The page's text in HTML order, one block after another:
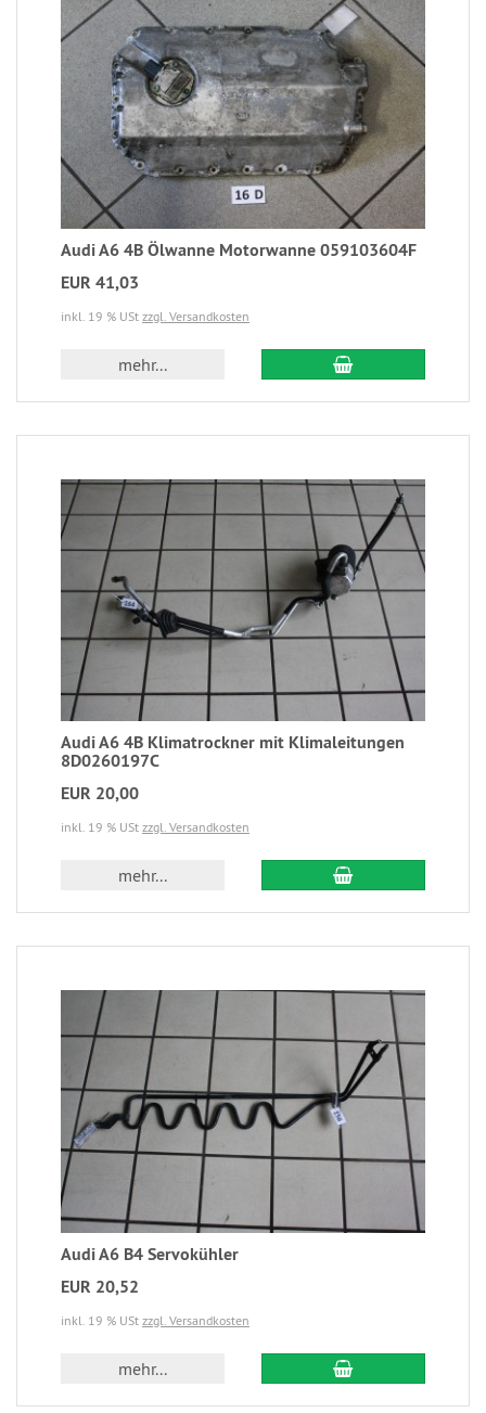
Audi A6 4B Ölwanne Motorwanne 059103604F
EUR 41,03
inkl. 19 % USt zzgl. Versandkosten
mehr...
Audi A6 4B Klimatrockner mit Klimaleitungen
8D0260197C
EUR 20,00
inkl. 19 % USt zzgl. Versandkosten
mehr...
Audi A6 B4 Servokühler
EUR 20,52
inkl. 19 % USt zzgl. Versandkosten
mehr...